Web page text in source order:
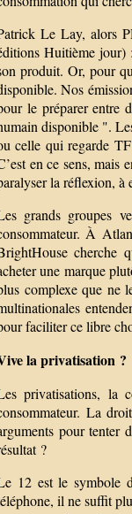
Le Lay, alors
Huitième jour)
produit. Or, pour
Nos
le préparer entre
disponible ".
celle qui regarde
en ce sens,
la réflexion, à
grands groupes
À
cherche
une marque
complexe que ne
faciliter ce libre
la privatisation ?
privatisations, la
La
pour tenter
?
12 est le symbole
il ne suffit